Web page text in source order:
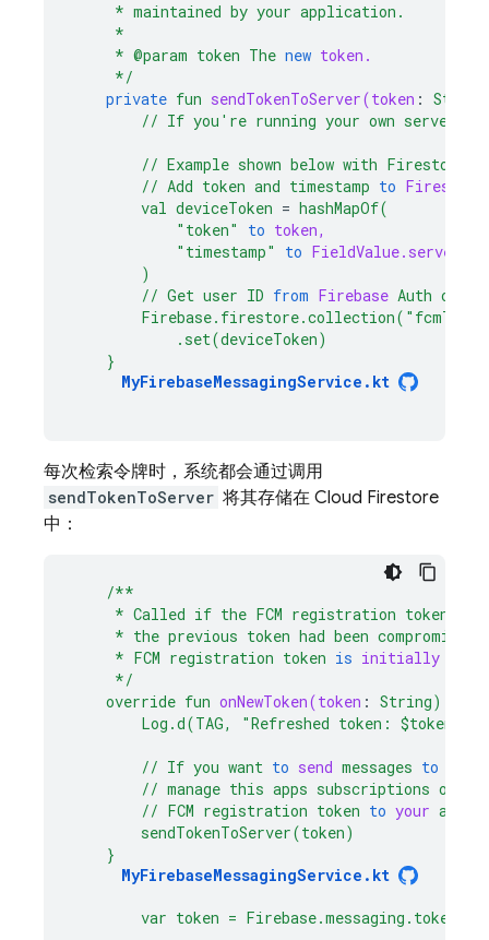
* maintained by your application.
*
* @param token The new token.
*/
private fun sendTokenToServer(token :
// If you're running your own server,
// Example shown below with Firestore
// Add token and timestamp to Firestore
val deviceToken = hashMapOf(
"token"
to token,
"timestamp"
to
)
// Get user ID from Firebase Auth or
.set(deviceToken)
}
MyFirebaseMessagingService.kt
每次检索令牌时，系统都会通过调用
sendTokenToServer 将其存储在 Cloud Firestore
中：
/**
* Called if the FCM registration token
* the previous token had been compromised.
* FCM registration token is initially
*/
override fun onNewToken(token : String)
Log.d(TAG,
"Refreshed token: $token"
// If you want to send messages to
// manage this apps subscriptions on
// FCM registration token to your app
sendTokenToServer(token)
}
MyFirebaseMessagingService.kt
var token =